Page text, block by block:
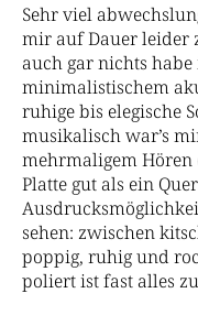
Sehr viel
mir auf Dauer leider
auch gar nichts
minimalistischem
ruhige bis elegische
musikalisch war’s
mehrmaligem Hören
Platte gut als ein
sehen: zwischen
poppig, ruhig und
poliert ist fast alles